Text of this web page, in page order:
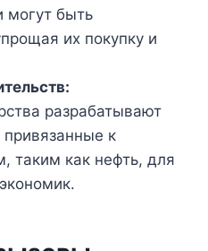
могут быть
их покупку и
разрабатывают
к
таким как нефть, для